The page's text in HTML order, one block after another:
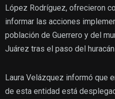
López Rodríguez, ofrecieron
informar las acciones
población de Guerrero y del
Juárez tras el paso del
Laura Velázquez informó que
de esta entidad está